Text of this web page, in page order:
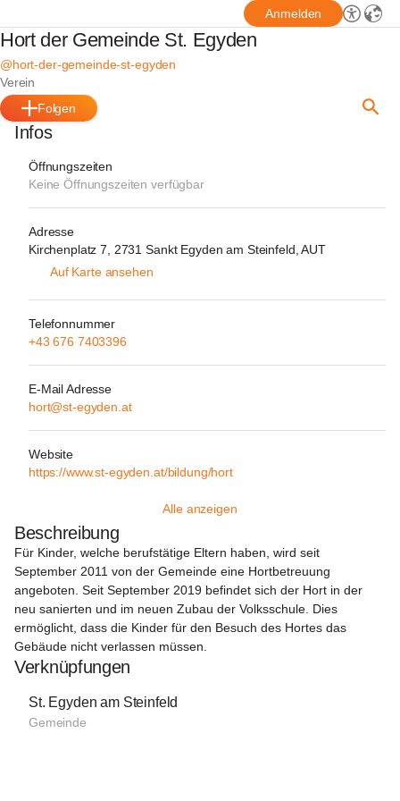
Anmelden
Hort der Gemeinde St. Egyden
@hort-der-gemeinde-st-egyden
Verein
Folgen
Infos
Öffnungszeiten
Keine Öffnungszeiten verfügbar
Adresse
Kirchenplatz 7, 2731 Sankt Egyden am Steinfeld, AUT
Auf Karte ansehen
Telefonnummer
+43 676 7403396
E-Mail Adresse
hort@st-egyden.at
Website
https://www.st-egyden.at/bildung/hort
Alle anzeigen
Beschreibung
Für Kinder, welche berufstätige Eltern haben, wird seit
September 2011 von der Gemeinde eine Hortbetreuung
angeboten. Seit September 2019 befindet sich der Hort in der
neu sanierten und im neuen Zubau der Volksschule. Dies
ermöglicht, dass die Kinder für den Besuch des Hortes das
Gebäude nicht verlassen müssen.
Verknüpfungen
St. Egyden am Steinfeld
Gemeinde